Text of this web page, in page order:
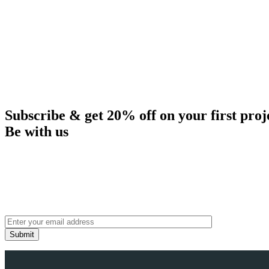
Subscribe & get 20% off on your first
Be with us
Submit